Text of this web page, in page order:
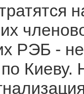
РЭБ -
Киеву.